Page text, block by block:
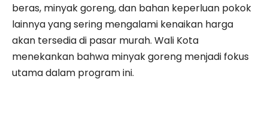
beras, minyak goreng, dan bahan keperluan pokok
lainnya yang sering mengalami kenaikan harga
akan tersedia di pasar murah. Wali Kota
menekankan bahwa minyak goreng menjadi fokus
utama dalam program ini.